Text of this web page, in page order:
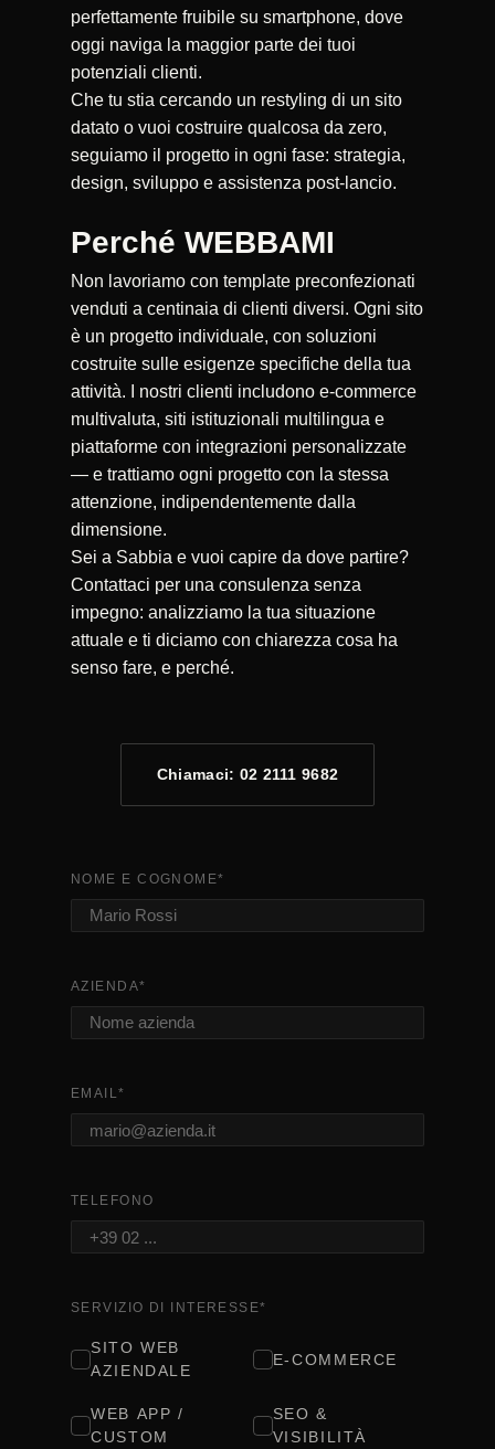
perfettamente fruibile su smartphone, dove
oggi naviga la maggior parte dei tuoi
potenziali clienti.
Che tu stia cercando un restyling di un sito
datato o vuoi costruire qualcosa da zero,
seguiamo il progetto in ogni fase: strategia,
design, sviluppo e assistenza post-lancio.
Perché WEBBAMI
Non lavoriamo con template preconfezionati
venduti a centinaia di clienti diversi. Ogni sito
è un progetto individuale, con soluzioni
costruite sulle esigenze specifiche della tua
attività. I nostri clienti includono e-commerce
multivaluta, siti istituzionali multilingua e
piattaforme con integrazioni personalizzate
— e trattiamo ogni progetto con la stessa
attenzione, indipendentemente dalla
dimensione.
Sei a Sabbia e vuoi capire da dove partire?
Contattaci per una consulenza senza
impegno: analizziamo la tua situazione
attuale e ti diciamo con chiarezza cosa ha
senso fare, e perché.
Chiamaci: 02 2111 9682
NOME E COGNOME*
AZIENDA*
EMAIL*
TELEFONO
SERVIZIO DI INTERESSE*
SITO WEB
AZIENDALE
E-COMMERCE
WEB APP /
CUSTOM
SEO &
VISIBILITÀ